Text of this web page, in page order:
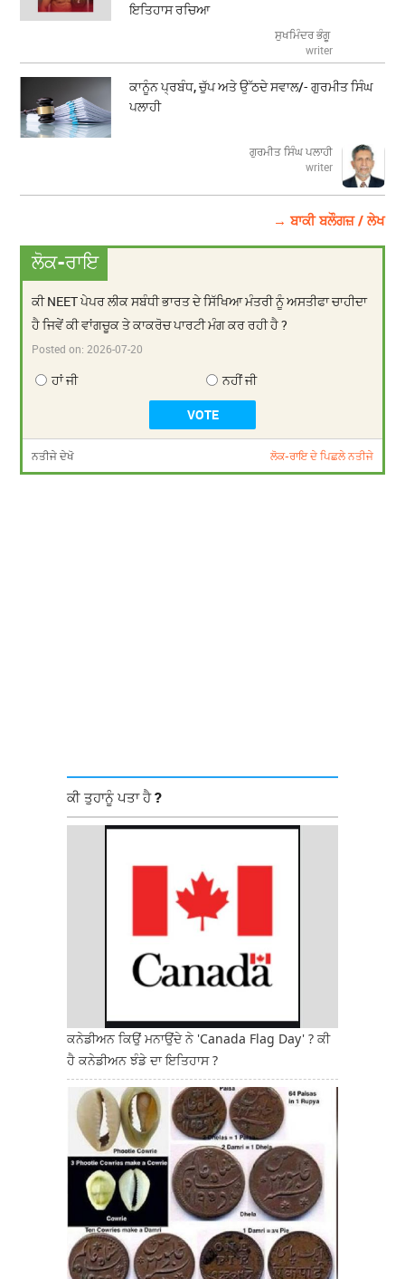
ਇਤਿਹਾਸ ਰਚਿਆ
ਸੁਖਮਿੰਦਰ ਭੰਗੂ
writer
ਕਾਨੂੰਨ ਪ੍ਰਬੰਧ, ਚੁੱਪ ਅਤੇ ਉੱਠਦੇ ਸਵਾਲ/- ਗੁਰਮੀਤ ਸਿੰਘ
ਪਲਾਹੀ
ਗੁਰਮੀਤ ਸਿੰਘ ਪਲਾਹੀ
writer
→ ਬਾਕੀ ਬਲੌਗਜ਼ / ਲੇਖ
ਲੋਕ-ਰਾਇ
ਕੀ NEET ਪੇਪਰ ਲੀਕ ਸਬੰਧੀ ਭਾਰਤ ਦੇ ਸਿੱਖਿਆ ਮੰਤਰੀ ਨੂੰ ਅਸਤੀਫਾ ਚਾਹੀਦਾ
ਹੈ ਜਿਵੇਂ ਕੀ ਵਾਂਗਚੂਕ ਤੇ ਕਾਕਰੋਚ ਪਾਰਟੀ ਮੰਗ ਕਰ ਰਹੀ ਹੈ ?
Posted on:2026-07-20
ਹਾਂ ਜੀ ਨਹੀਂ ਜੀ
ਨਤੀਜੇ ਦੇਖੋ ਲੋਕ-ਰਾਇ ਦੇ ਪਿਛਲੇ ਨਤੀਜੇ
ਕੀ ਤੁਹਾਨੂੰ ਪਤਾ ਹੈ ?
ਕਨੇਡੀਅਨ ਕਿਉਂ ਮਨਾਉਂਦੇ ਨੇ 'Canada Flag Day' ? ਕੀ
ਹੈ ਕਨੇਡੀਅਨ ਝੰਡੇ ਦਾ ਇਤਿਹਾਸ ?